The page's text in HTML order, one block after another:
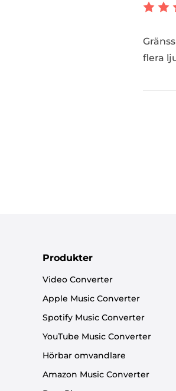
flera
Produkter
Video Converter
Apple Music Converter
Spotify Music Converter
YouTube Music Converter
Hörbar omvandlare
Amazon Music Converter